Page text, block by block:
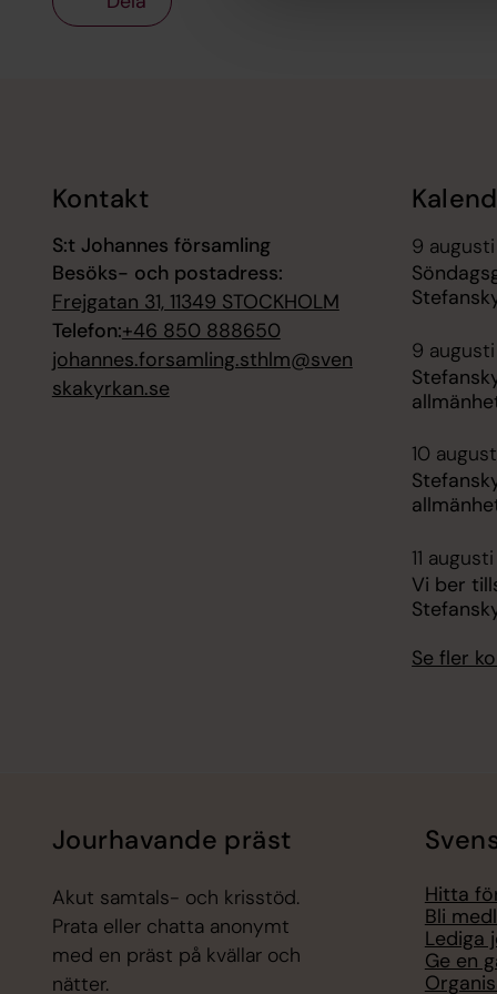
Kontakt
S:t Johannes församling
Besöks- och postadress:
Frejgatan 31, 11349 STOCKHOLM
Telefon:+46 850 888650
johannes.forsamling.sthlm@sven
skakyrkan.se
9 augusti
9 augusti
10
11 augusti
Vi ber
Se fler
Jourhavande präst
Akut samtals- och krisstöd.
Prata eller chatta anonymt
med en präst på kvällar och
nätter.
Hitta
Bli
Lediga
Ge en